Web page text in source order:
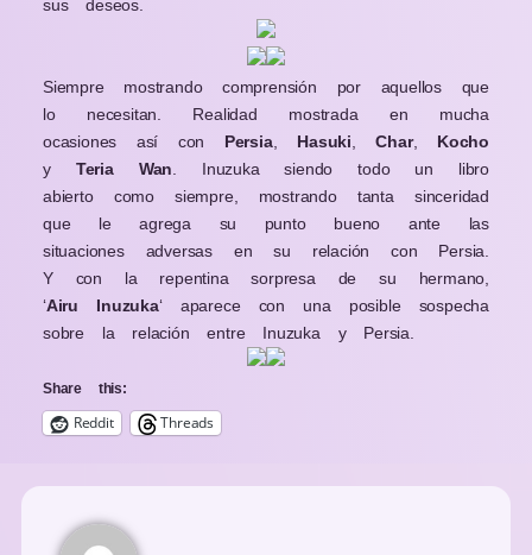
sus deseos.
Siempre mostrando comprensión por aquellos que
lo necesitan. Realidad mostrada en mucha
ocasiones así con Persia, Hasuki ,Char, Kocho
y Teria Wan . Inuzuka siendo todo un libro
abierto como siempre, mostrando tanta sinceridad
que le agrega su punto bueno ante las
situaciones adversas en su relación con Persia.
Y con la repentina sorpresa de su hermano,
‘Airu Inuzuka‘ aparece con una posible sospecha
sobre la relación entre Inuzuka y Persia.
Share this:
Reddit Threads